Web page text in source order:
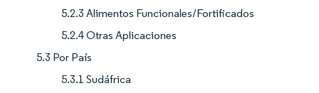
5.2.3 Alimentos Funcionales/Fortificados
5.2.4 Otras Aplicaciones
5.3 Por País
5.3.1 Sudáfrica